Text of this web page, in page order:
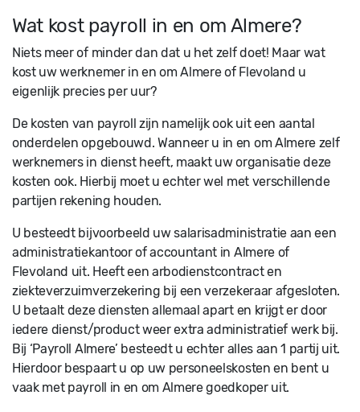
Wat kost payroll in en om Almere?
Niets meer of minder dan dat u het zelf doet! Maar wat
kost uw werknemer in en om Almere of Flevoland u
eigenlijk precies per uur?
De kosten van payroll zijn namelijk ook uit een aantal
onderdelen opgebouwd. Wanneer u in en om Almere zelf
werknemers in dienst heeft, maakt uw organisatie deze
kosten ook. Hierbij moet u echter wel met verschillende
partijen rekening houden.
U besteedt bijvoorbeeld uw salarisadministratie aan een
administratiekantoor of accountant in Almere of
Flevoland uit. Heeft een arbodienstcontract en
ziekteverzuimverzekering bij een verzekeraar afgesloten.
U betaalt deze diensten allemaal apart en krijgt er door
iedere dienst/product weer extra administratief werk bij.
Bij ‘Payroll Almere’ besteedt u echter alles aan 1 partij uit.
Hierdoor bespaart u op uw personeelskosten en bent u
vaak met payroll in en om Almere goedkoper uit.